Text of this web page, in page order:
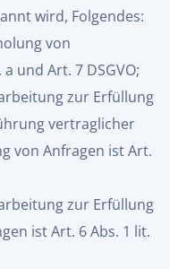
wird, Folgendes:
von
und Art. 7 DSGVO;
zur Erfüllung
vertraglicher
von Anfragen ist Art.
zur Erfüllung
ist Art. 6 Abs. 1 lit.